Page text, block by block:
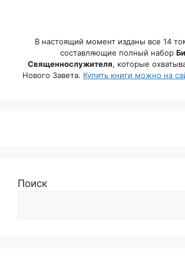
В настоящий момент изданы все 14
составляющие полный набор
Священнослужителя, которые
Нового Завета. Купить книги можно на
Поиск